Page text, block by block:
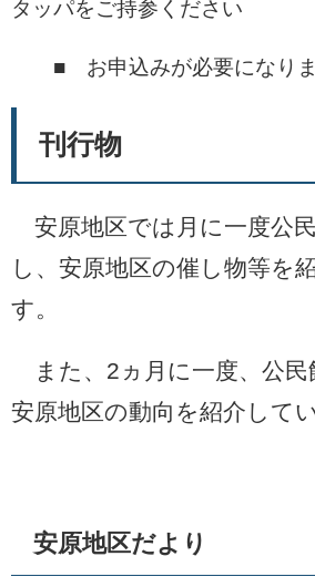
タッパをご持参ください
■ お申込みが必要になりま
刊行物
安原地区では月に一度公
し、安原地区の催し物等を
す。
また、2ヵ月に一度、公民
安原地区の動向を紹介して
安原地区だより